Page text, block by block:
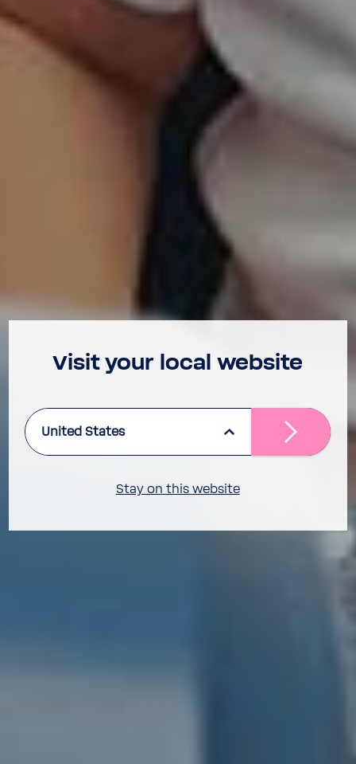
Visit your local website
United States
Stay on this website